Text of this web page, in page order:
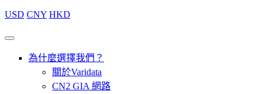
USD CNY HKD
為什麼選擇我們？
關於Varidata
CN2 GIA 網路